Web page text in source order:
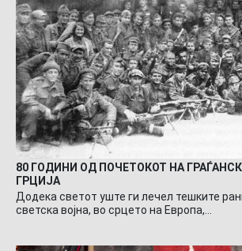
80 ГОДИНИ ОД ПОЧЕТОКОТ НА
ГРЦИЈА
Додека светот уште ги лечел тешките
светска војна, во срцето на Европа,…